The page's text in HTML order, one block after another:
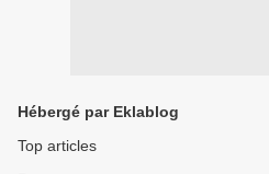
Hébergé par Eklablog
Top articles